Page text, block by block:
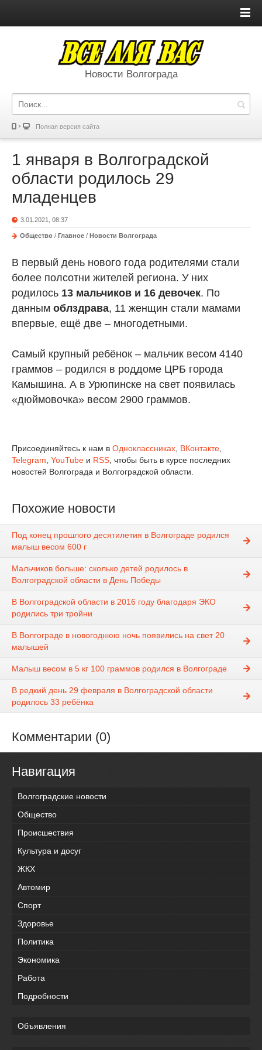
Новости Волгограда
Полная версия сайта
1 января в Волгоградской
области родилось 29
младенцев
3.01.2021, 08:37
Общество / Главное / Новости Волгограда
В первый день нового года родителями стали
более полсотни жителей региона. У них
родилось 13 мальчиков и 16 девочек. По
данным облздрава, 11 женщин стали мамами
впервые, ещё две – многодетными.
Самый крупный ребёнок – мальчик весом 4140
граммов – родился в роддоме ЦРБ города
Камышина. А в Урюпинске на свет появилась
«дюймовочка» весом 2900 граммов.
Присоединяйтесь к нам в Одноклассниках ВКонтакте
Telegram YouTube и RSS , чтобы быть в курсе последних
новостей Волгограда и Волгоградской области.
Похожие новости
Под конец прошлого десятилетия в Волгограде родился
малыш весом 600 г
Мальчиков больше: сколько детей родилось в
Волгоградской области в День Победы
В Волгоградской области в 2016 году благодаря ЭКО
родились три тройни
В Волгограде в новогоднюю ночь появились на свет 20
малышей
Малыш весом в 5 кг 100 граммов родился в Волгограде
В редкий день 29 февраля в Волгоградской области
родилось 33 ребёнка
Комментарии (0)
Навигация
Волгоградские новости
Общество
Происшествия
Культура и досуг
ЖКХ
Автомир
Спорт
Здоровье
Политика
Экономика
Работа
Подробности
Объявления